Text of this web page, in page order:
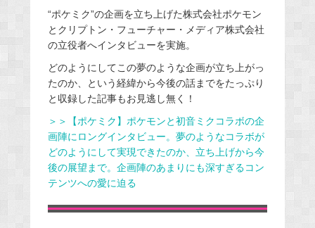
“ポケミク”の企画を立ち上げた株式会社ポケモン
とクリプトン・フューチャー・メディア株式会社
の立役者へインタビューを実施。
どのようにしてこの夢のような企画が立ち上がっ
たのか、という経緯から今後の話までをたっぷり
と収録した記事もお見逃し無く！
＞＞【ポケミク】ポケモンと初音ミクコラボの企
画陣にロングインタビュー。夢のようなコラボが
どのようにして実現できたのか、立ち上げから今
後の展望まで。企画陣のあまりにも深すぎるコン
テンツへの愛に迫る